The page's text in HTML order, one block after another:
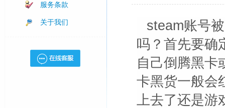
服务条款
关于我们
steam账号
吗？首先要确
自己倒腾黑卡
卡黑货一般会
上去了还是游